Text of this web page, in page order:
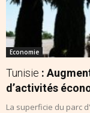
Economie
Tunisie :
d’activités
La superficie du parc